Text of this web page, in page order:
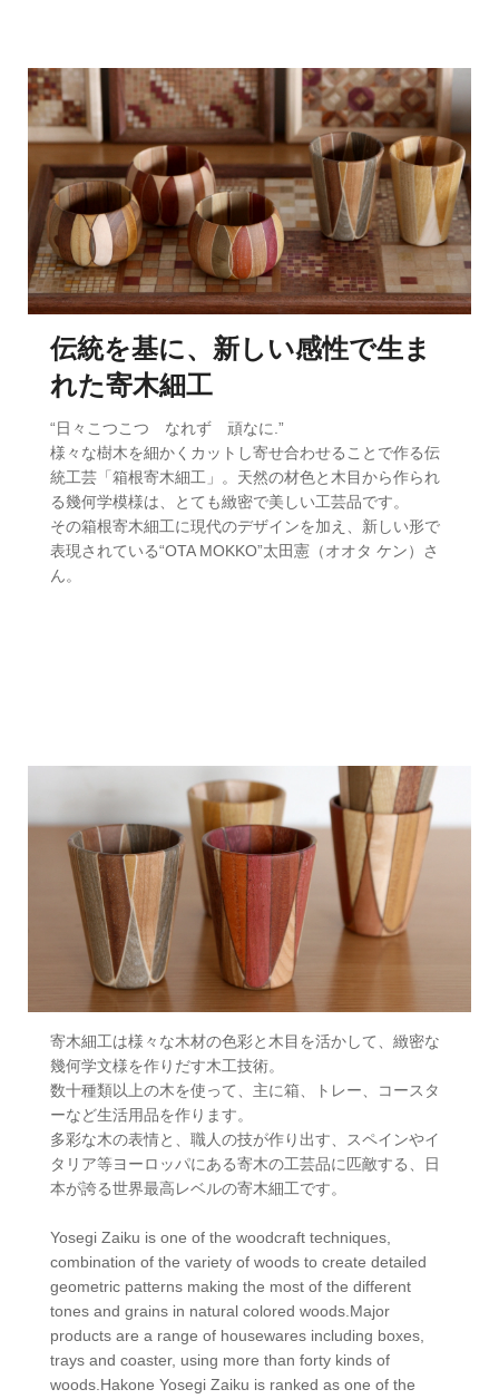
伝統を基に、新しい感性で生ま
れた寄木細工
“日々こつこつ なれず 頑なに.”
様々な樹木を細かくカットし寄せ合わせることで作る伝
統工芸「箱根寄木細工」。天然の材色と木目から作られ
る幾何学模様は、とても緻密で美しい工芸品です。
その箱根寄木細工に現代のデザインを加え、新しい形で
表現されている“OTA MOKKO”太田憲（オオタ ケン）さ
ん。
寄木細工は様々な木材の色彩と木目を活かして、緻密な
幾何学文様を作りだす木工技術。
数十種類以上の木を使って、主に箱、トレー、コースタ
ーなど生活用品を作ります。
多彩な木の表情と、職人の技が作り出す、スペインやイ
タリア等ヨーロッパにある寄木の工芸品に匹敵する、日
本が誇る世界最高レベルの寄木細工です。
Yosegi Zaiku is one of the woodcraft techniques,
combination of the variety of woods to create detailed
geometric patterns making the most of the different
tones and grains in natural colored woods.Major
products are a range of housewares including boxes,
trays and coaster, using more than forty kinds of
woods.Hakone Yosegi Zaiku is ranked as one of the